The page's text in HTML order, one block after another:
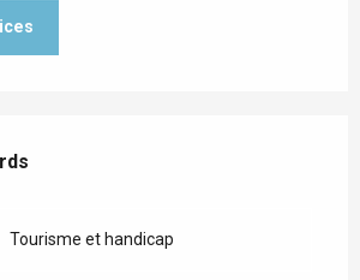
Tourisme et handicap